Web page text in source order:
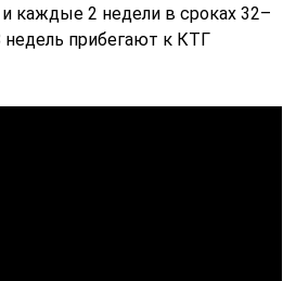
каждые 2 недели в сроках 32–
недель прибегают к КТГ